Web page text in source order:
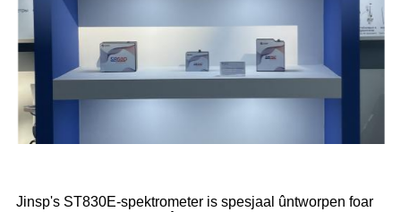
Jinsp's ST830E-spektrometer is spesjaal ûntworpen foar